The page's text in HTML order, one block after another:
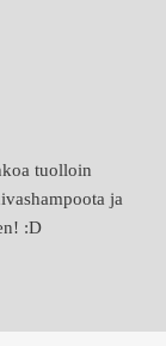
tuolloin
ja
:D